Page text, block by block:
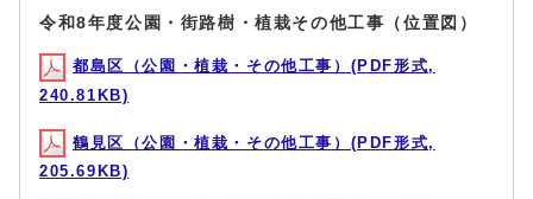
令和8年度公園・街路樹・植栽その他工事（位置図）
都島区（公園・植栽・その他工事）(PDF形式,
240.81KB)
鶴見区（公園・植栽・その他工事）(PDF形式,
205.69KB)